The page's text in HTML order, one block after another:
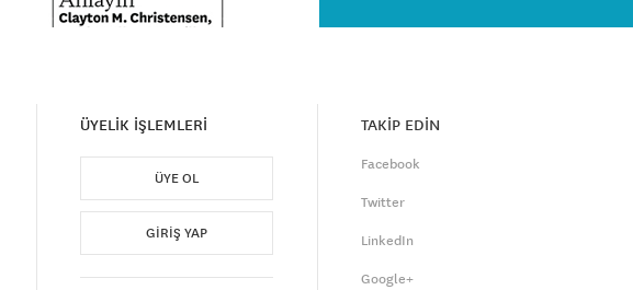
ÜYELİK İŞLEMLERİ
ÜYE OL
GIRIŞ YAP
TAKİP EDİN
Facebook
Twitter
LinkedIn
Google+